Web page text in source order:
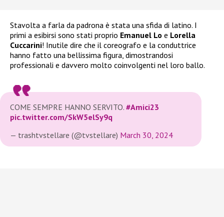
Stavolta a farla da padrona è stata una sfida di latino. I
primi a esibirsi sono stati proprio Emanuel Lo e Lorella
Cuccarini! Inutile dire che il coreografo e la conduttrice
hanno fatto una bellissima figura, dimostrandosi
professionali e davvero molto coinvolgenti nel loro ballo.
COME SEMPRE HANNO SERVITO. #Amici23
pic.twitter.com/SkW5elSy9q
— trashtvstellare (@tvstellare) March 30, 2024